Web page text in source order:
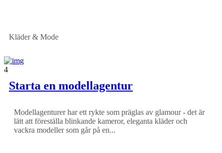
Kläder & Mode
4
Starta en modellagentur
Modellagenturer har ett rykte som präglas av glamour - det är
lätt att föreställa blinkande kameror, eleganta kläder och
vackra modeller som går på en...